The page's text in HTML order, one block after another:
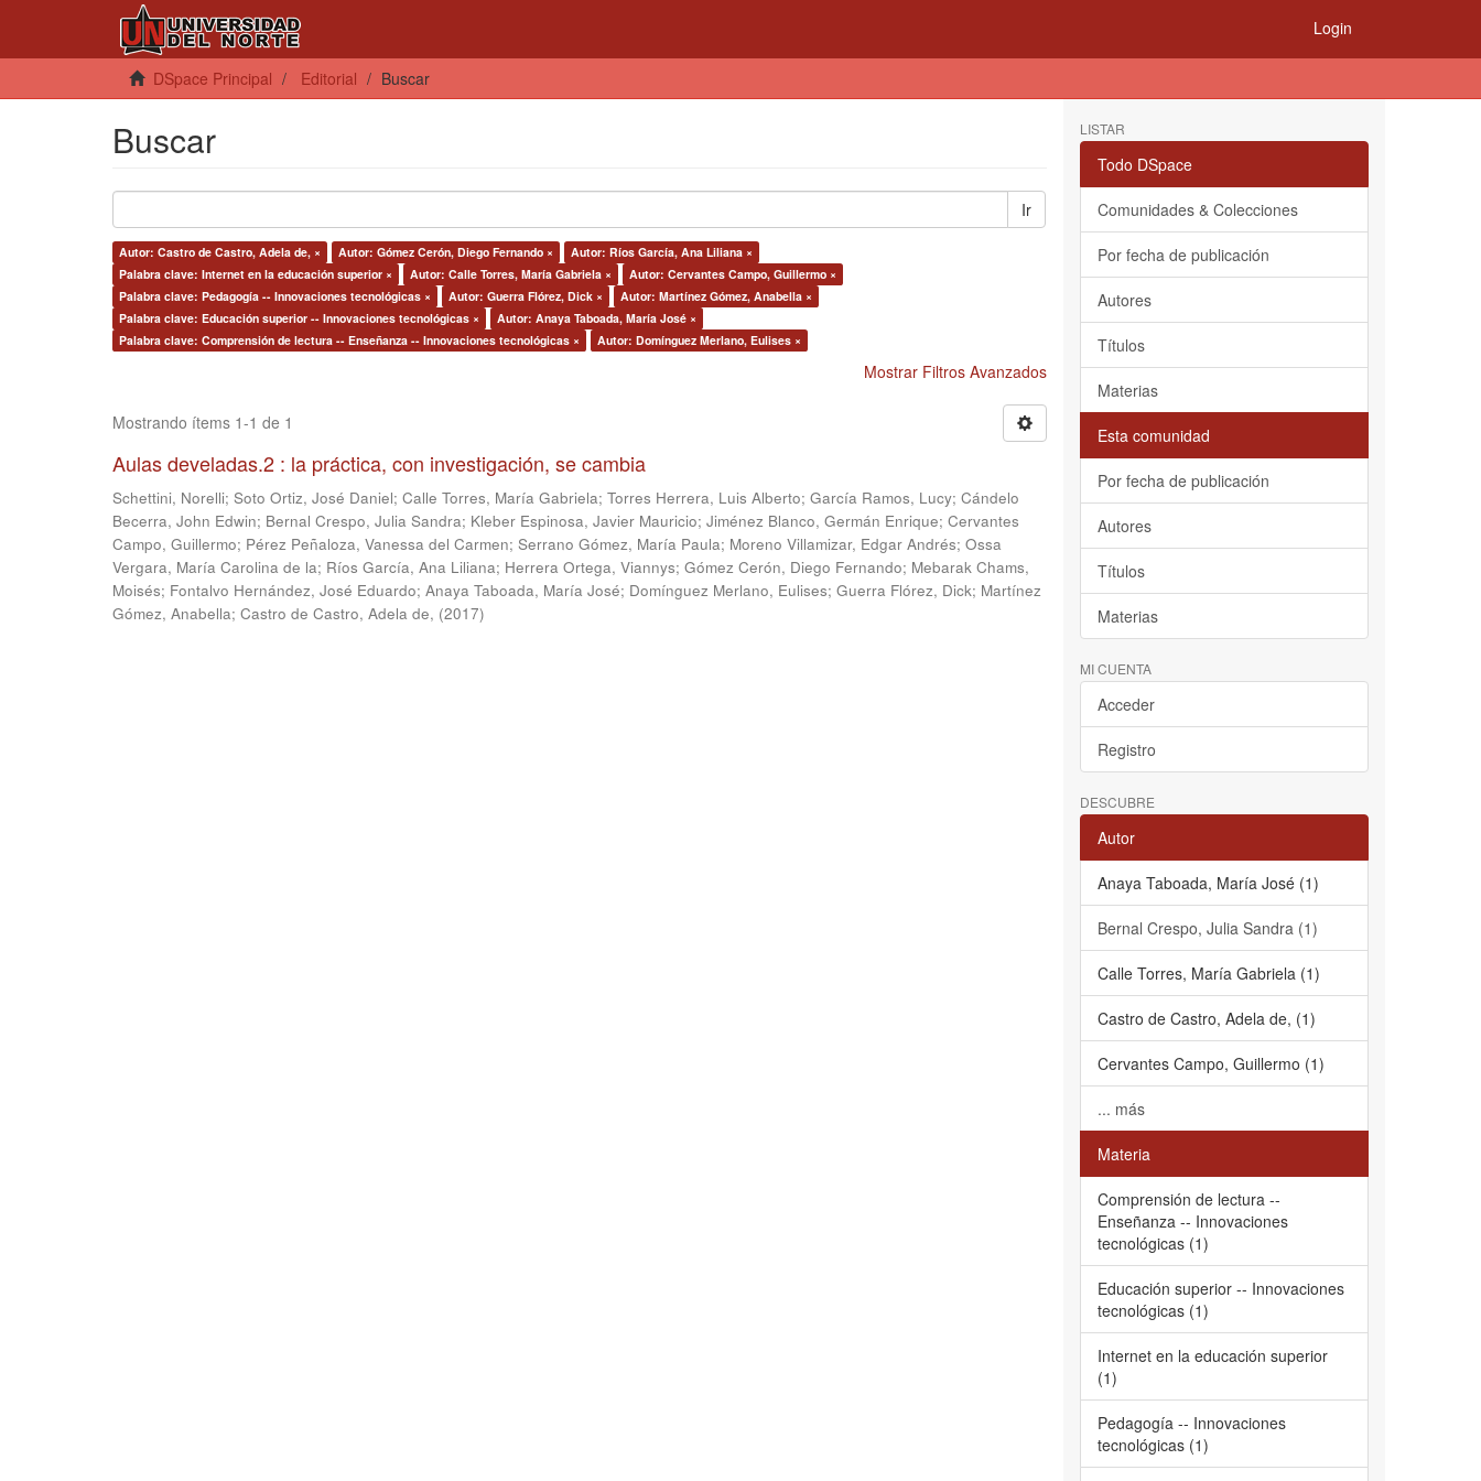
Login
DSpace Principal Editorial Buscar
Buscar
Ir
Autor: Castro de Castro, Adela de, × Autor: Gómez Cerón, Diego Fernando ×
Autor: Ríos García, Ana Liliana ×
Palabra clave: Internet en la educación superior ×
Autor: Calle Torres, María Gabriela ×
Autor: Cervantes Campo, Guillermo ×
Palabra clave: Pedagogía -- Innovaciones tecnológicas ×
Autor: Guerra Flórez, Dick ×
Autor: Martínez Gómez, Anabella ×
Palabra clave: Educación superior -- Innovaciones tecnológicas ×
Autor: Anaya Taboada, María José ×
Palabra clave: Comprensión de lectura -- Enseñanza -- Innovaciones tecnológicas ×
Autor: Domínguez Merlano, Eulises ×
Mostrar Filtros Avanzados
Mostrando ítems 1-1 de 1
Aulas develadas.2 : la práctica, con investigación, se cambia
Schettini, Norelli; Soto Ortiz, José Daniel; Calle Torres, María Gabriela; Torres Herrera, Luis Alberto; García Ramos, Lucy; Cándelo
Becerra, John Edwin; Bernal Crespo, Julia Sandra; Kleber Espinosa, Javier Mauricio; Jiménez Blanco, Germán Enrique; Cervantes
Campo, Guillermo; Pérez Peñaloza, Vanessa del Carmen; Serrano Gómez, María Paula; Moreno Villamizar, Edgar Andrés; Ossa
Vergara, María Carolina de la; Ríos García, Ana Liliana; Herrera Ortega, Viannys; Gómez Cerón, Diego Fernando; Mebarak Chams,
Moisés; Fontalvo Hernández, José Eduardo; Anaya Taboada, María José; Domínguez Merlano, Eulises; Guerra Flórez, Dick; Martínez
Gómez, Anabella; Castro de Castro, Adela de, (2017)
LISTAR
Todo DSpace
Comunidades & Colecciones
Por fecha de publicación
Autores
Títulos
Materias
Esta comunidad
Por fecha de publicación
Autores
Títulos
Materias
MI CUENTA
Acceder
Registro
DESCUBRE
Autor
Anaya Taboada, María José (1)
Bernal Crespo, Julia Sandra (1)
Calle Torres, María Gabriela (1)
Castro de Castro, Adela de, (1)
Cervantes Campo, Guillermo (1)
... más
Materia
Comprensión de lectura --
Enseñanza -- Innovaciones
tecnológicas (1)
Educación superior -- Innovaciones
tecnológicas (1)
Internet en la educación superior
(1)
Pedagogía -- Innovaciones
tecnológicas (1)